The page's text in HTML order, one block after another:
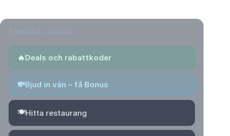
🔥Deals och rabattkoder
💸Bjud in vän – få Bonus
🍽️Hitta restaurang